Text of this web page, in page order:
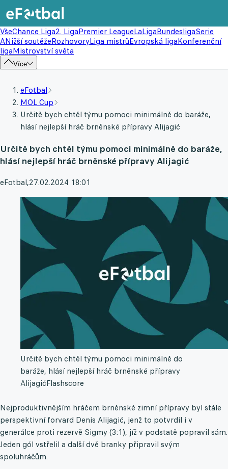
VšeChance Liga2. LigaPremier LeagueLaLigaBundesligaSerie
ANižší soutěžeRozhovoryLiga mistrůEvropská ligaKonferenční
ligaMistrovství světa
Více
eFotbal
MOL Cup
Určitě bych chtěl týmu pomoci minimálně do baráže,
hlásí nejlepší hráč brněnské přípravy Alijagić
Určitě bych chtěl týmu pomoci minimálně do baráže,
hlásí nejlepší hráč brněnské přípravy Alijagić
eFotbal,27.02.2024 18:01
Určitě bych chtěl týmu pomoci minimálně do
baráže, hlásí nejlepší hráč brněnské přípravy
AlijagićFlashscore
Nejproduktivnějším hráčem brněnské zimní přípravy byl stále
perspektivní forvard Denis Alijagić, jenž to potvrdil i v
generálce proti rezervě Sigmy (3:1), jíž v podstatě popravil sám.
Jeden gól vstřelil a další dvě branky připravil svým
spoluhráčům.